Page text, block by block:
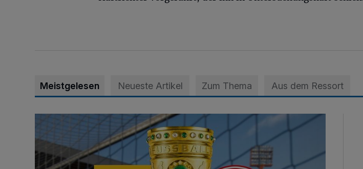
Meistgelesen Neueste Artikel Zum Thema Aus dem Ressort
Vorverkauf startet am 27. Juli - Südtribüne ist für Fans vom Niederrhein reserviert